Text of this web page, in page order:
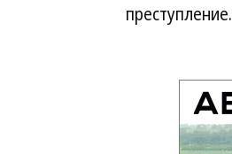
преступление.